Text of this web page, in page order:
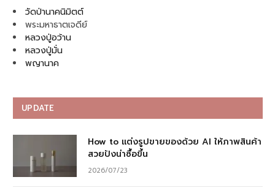
วัดป่านาคนิมิตต์
พระมหาธาตเจดีย์
หลวงปู่อว้าน
หลวงปู่มั่น
พญานาค
UPDATE
How to แต่งรูปขายของด้วย AI ให้ภาพสินค้า
สวยปังน่าซื้อขึ้น
2026/07/23